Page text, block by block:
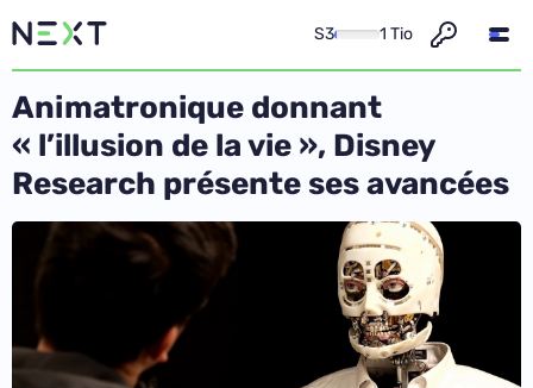
S3 1 Tio
Animatronique donnant
« l’illusion de la vie », Disney
Research présente ses avancées